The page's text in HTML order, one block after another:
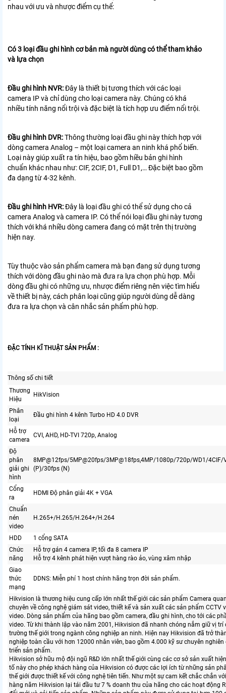
nhau với ưu và nhược điểm cụ thể:
Có 3 loại đầu ghi hình cơ bản mà người dùng có thể tham khảo
và lựa chọn
Đầu ghi hình NVR:Đây là thiết bị tương thích với các loại
camera IP và chỉ dùng cho loại camera này. Chúng có khá
nhiều tính năng nổi trội và đặc biệt là tích hợp ưu điểm nổi trội.
Đầu ghi hình DVR:Thông thường loại đầu ghi này thích hợp với
dòng camera Analog – một loại camera an ninh khá phổ biến.
Loại này giúp xuất ra tín hiệu, bao gồm hiều bản ghi hình
chuẩn khác nhau như: CIF, 2CIF, D1, Full D1,… Đặc biệt bao gồm
đa dạng từ 4-32 kênh.
Đầu ghi hình HVR:Đây là loại đầu ghi có thể sử dụng cho cả
camera Analog và camera IP. Có thể nói loại đầu ghi này tương
thích với khá nhiều dòng camera đang có mặt trên thị trường
hiện nay.
Tùy thuộc vào sản phẩm camera mà bạn đang sử dụng tương
thích với dòng đầu ghi nào mà đưa ra lựa chọn phù hợp. Mỗi
dòng đầu ghi có những ưu, nhược điểm riêng nên việc tìm hiểu
về thiết bị này, cách phân loại cũng giúp người dùng dễ dàng
đưa ra lựa chọn và cân nhắc sản phẩm phù hợp.
ĐẶC TÍNH KĨ THUẬT SẢN PHẨM :
Thông số chi tiết
Thương
Hiệu
HikVision
Phân
loại
Đầu ghi hình 4 kênh Turbo HD 4.0 DVR
Hỗ trợ
camera
CVI, AHD, HD-TVI 720p, Analog
Độ
phân
giải ghi
hình
8MP@12fps/5MP@20fps/3MP@18fps,4MP/1080p/720p/WD1/4CIF/
(P)/30fps (N)
Cổng
ra
HDMI Độ phân giải 4K + VGA
Chuẩn
nén
video
H.265+/H.265/H.264+/H.264
HDD
1 cổng SATA
Chức
năng
Hỗ trợ gán 4 camera IP, tối đa 8 camera IP
Hỗ trợ 4 kênh phát hiện vượt hàng rào ảo, vùng xâm nhập
Giao
thức
mạng
DDNS: Miễn phí 1 host chính hãng trọn đời sản phẩm.
Hikvision là thương hiệu cung cấp lớn nhất thế giới các sản phẩm Camera
chuyên về công nghệ giám sát video, thiết kế và sản xuất các sản phẩm CCTV
video. Dòng sản phẩm của hãng bao gồm camera, đầu ghi hình, cho tới các
video. Từ khi thành lập vào năm 2001, Hikvision đã nhanh chóng nắm giữ vị trí
trường thế giới trong ngành công nghiệp an ninh. Hiện nay Hikvision đã trở
nghiệp toàn cầu với hơn 12000 nhân viên, bao gồm 4.000 kỹ sư chuyên nghiên
triển sản phẩm.
Hikvision sở hữu mộ đội ngũ R&D lớn nhất thế giới cùng các cơ sở sản xuất
tố này cho phép khách hàng của Hikvision có được các lợi ích từ những sản
thế giới được thiết kế với công nghệ tiên tiến. Như một sự cam kết chắc chắn
hàng năm Hikvision lại tái đầu tư 7 % doanh thu của hãng cho các hoạt động R